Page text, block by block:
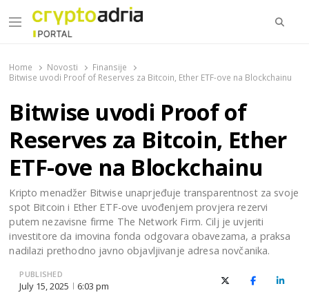
Menu
Home Novosti
Finansije
Bitwise uvodi Proof of Reserves za Bitcoin, Ether ETF-ove na Blockchainu
Bitwise uvodi Proof of
Reserves za Bitcoin, Ether
ETF-ove na Blockchainu
Kripto menadžer Bitwise unaprjeđuje transparentnost za svoje
spot Bitcoin i Ether ETF-ove uvođenjem provjera rezervi
putem nezavisne firme The Network Firm. Cilj je uvjeriti
investitore da imovina fonda odgovara obavezama, a praksa
nadilazi prethodno javno objavljivanje adresa novčanika.
PUBLISHED
July 15, 2025 6:03 pm X (Twitter)Facebook